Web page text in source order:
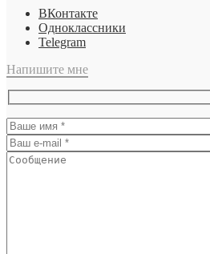
ВКонтакте
Одноклассники
Telegram
Напишите мне